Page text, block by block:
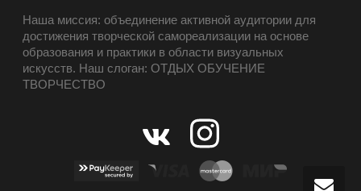
Наша миссия: объединение активной аудитории для
достижения творческой самореализации на основе
образования и практики в области визуальных
искусств. Наш слоган: ОТДЫХ ОБУЧЕНИЕ
ТВОРЧЕСТВО